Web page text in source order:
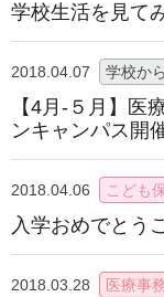
学校生活を見て
2018.04.07 学校か
【4月-５月】医
ンキャンパス開
2018.04.06 こども
入学おめでとう
2018.03.28 医療事